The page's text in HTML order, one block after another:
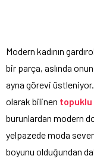
Modern kadının
bir parça, aslında
ayna görevi üstleniyor.
olarak bilinen topuklu
burunlardan modern
yelpazede moda
boyunu olduğundan